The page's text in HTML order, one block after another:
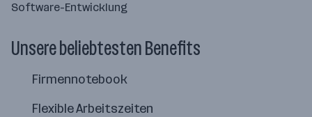
Software-Entwicklung
Unsere beliebtesten Benefits
Firmennotebook
Flexible Arbeitszeiten